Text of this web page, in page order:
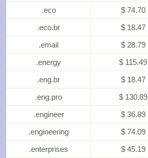
.eco
$ 74.70
.eco.br
$ 18.47
.email
$ 28.79
.energy
$ 115.49
.eng.br
$ 18.47
.eng.pro
$ 130.89
.engineer
$ 36.89
.engineering
$ 74.09
.enterprises
$ 45.19